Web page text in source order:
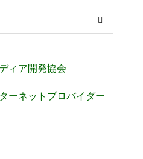
ィア開発協会
ーネットプロバイダー